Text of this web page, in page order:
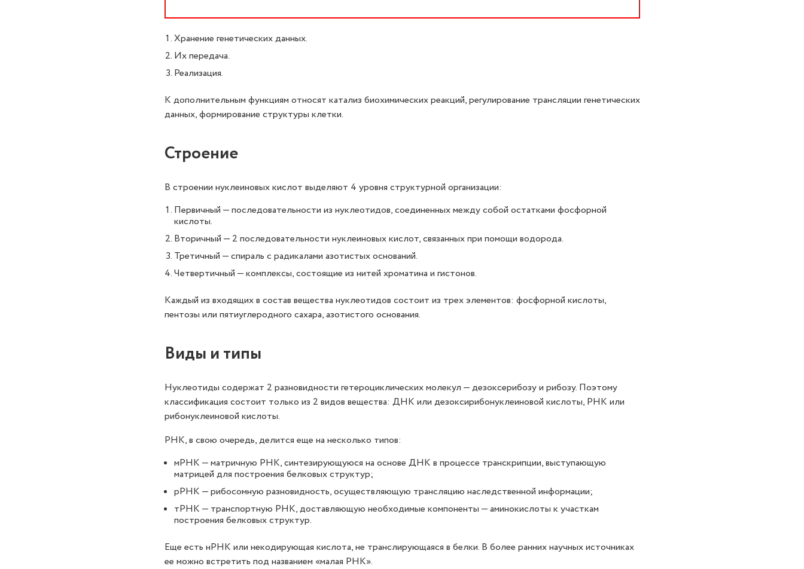
Хранение генетических данных.
Их передача.
Реализация.
К дополнительным функциям относят катализ биохимических реакций, регулирование трансляции генетических
данных, формирование структуры клетки.
Строение
В строении нуклеиновых кислот выделяют 4 уровня структурной организации:
Первичный — последовательности из нуклеотидов, соединенных между собой остатками фосфорной
кислоты.
Вторичный — 2 последовательности нуклеиновых кислот, связанных при помощи водорода.
Третичный — спираль с радикалами азотистых оснований.
Четвертичный — комплексы, состоящие из нитей хроматина и гистонов.
Каждый из входящих в состав вещества нуклеотидов состоит из трех элементов: фосфорной кислоты,
пентозы или пятиуглеродного сахара, азотистого основания.
Виды и типы
Нуклеотиды содержат 2 разновидности гетероциклических молекул — дезоксерибозу и рибозу. Поэтому
классификация состоит только из 2 видов вещества: ДНК или дезоксирибонуклеиновой кислоты, РНК или
рибонуклеиновой кислоты.
РНК, в свою очередь, делится еще на несколько типов:
мРНК — матричную РНК, синтезирующуюся на основе ДНК в процессе транскрипции, выступающую
матрицей для построения белковых структур;
рРНК — рибосомную разновидность, осуществляющую трансляцию наследственной информации;
тРНК — транспортную РНК, доставляющую необходимые компоненты — аминокислоты к участкам
построения белковых структур.
Еще есть нРНК или некодирующая кислота, не транслирующаяся в белки. В более ранних научных источниках
ее можно встретить под названием «малая РНК».